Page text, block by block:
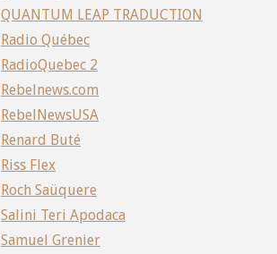
QUANTUM LEAP TRADUCTION
Radio Québec
RadioQuebec 2
Rebelnews.com
RebelNewsUSA
Renard Buté
Riss Flex
Roch Saüquere
Salini Teri Apodaca
Samuel Grenier